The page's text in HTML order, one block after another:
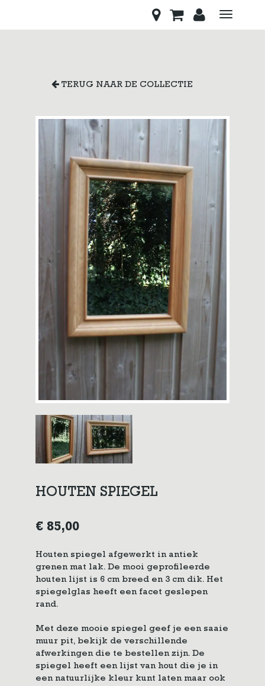
Toggle
TERUG NAAR DE COLLECTIE
HOUTEN SPIEGEL
€ 85,00
Houten spiegel afgewerkt in antiek
grenen mat lak. De mooi geprofileerde
houten lijst is 6 cm breed en 3 cm dik. Het
spiegelglas heeft een facet geslepen
rand.
Met deze mooie spiegel geef je een saaie
muur pit, bekijk de verschillende
afwerkingen die te bestellen zijn. De
spiegel heeft een lijst van hout die je in
een natuurlijke kleur kunt laten maar ook